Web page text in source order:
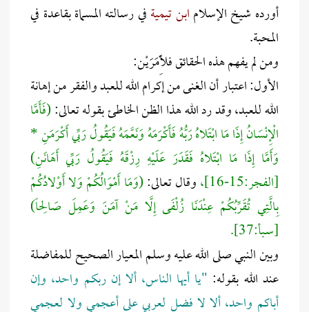
أورده شيخ الإسلامابن تيميةفي رسالته المسماة بقاعدة في
المحبة.
ومن لم يفهم هذه الحقائق فلِأَمَرَيْن:
الأول: اعتبار أن الغنى من إكرام الله للعبد والفقر من إهانة
الله للعبد، وقد رد الله هذا الظن الخاطئ بقوله تعالى:(فَأَمَّا
الْإِنْسَانُ إِذَا مَا ابْتَلاهُ رَبُّهُ فَأَكْرَمَهُ وَنَعَّمَهُ فَيَقُولُ رَبِّي أَكْرَمَنِ *
وَأَمَّا إِذَا مَا ابْتَلاهُ فَقَدَرَ عَلَيْهِ رِزْقَهُ فَيَقُولُ رَبِّي أَهَانَنِ)
[الفجر:15-16]،
وقال تعالى:(وَمَا أَمْوَالُكُمْ وَلا أَوْلادُكُمْ
بِالَّتِي تُقَرِّبُكُمْ عِنْدَنَا زُلْفَى إِلَّا مَنْ آمَنَ وَعَمِلَ صَالِحاً)
[سـبأ:37].
وبين النبي صلى الله عليه وسلم المعيار الصحيح للمفاضلة
عند الله بقوله: "يا أيها الناس، ألا إن ربكم واحد، وإن
أباكم واحد، ألا لا فضل لعربي على أعجمي ولا لعجمي